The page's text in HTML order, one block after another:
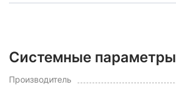
Системные параметры
Производитель